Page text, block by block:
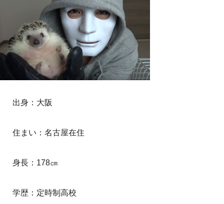
出身：大阪
住まい：名古屋在住
身長：178㎝
学歴：定時制高校